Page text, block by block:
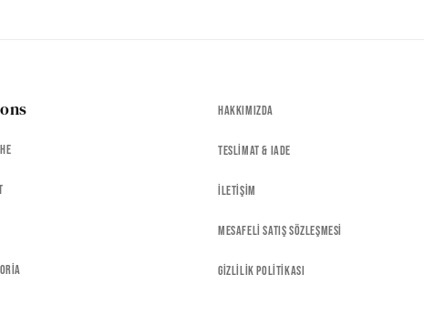
Hakkımızda
Teslimat & Iade
İletişim
Mesafeli Satış Sözleşmesi
Gizlilik Politikası